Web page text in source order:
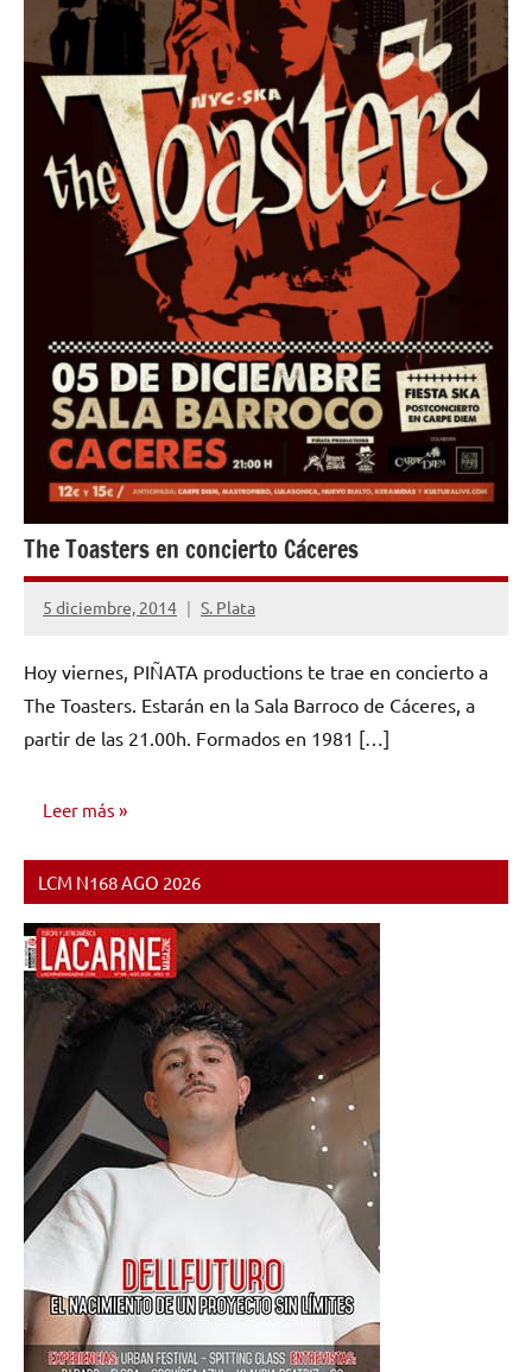
The Toasters en concierto Cáceres
5 diciembre, 2014 S. Plata
No
comentarios
Hoy viernes, PIÑATA productions te trae en concierto a
The Toasters. Estarán en la Sala Barroco de Cáceres, a
partir de las 21.00h. Formados en 1981 […]
Leer más
NOTICIAS
LCM N168 AGO 2026